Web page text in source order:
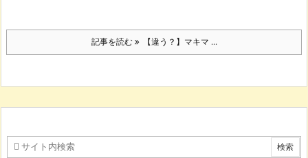
記事を読む 【違う？】マキマ ...